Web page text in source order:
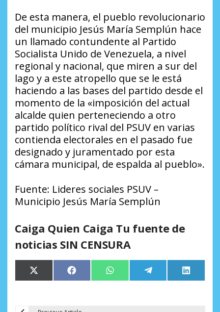
De esta manera, el pueblo revolucionario
del municipio Jesús María Semplún hace
un llamado contundente al Partido
Socialista Unido de Venezuela, a nivel
regional y nacional, que miren a sur del
lago y a este atropello que se le está
haciendo a las bases del partido desde el
momento de la «imposición del actual
alcalde quien perteneciendo a otro
partido político rival del PSUV en varias
contienda electorales en el pasado fue
designado y juramentado por esta
cámara municipal, de espalda al pueblo».
Fuente: Lideres sociales PSUV –
Municipio Jesús María Semplún
Caiga Quien Caiga Tu fuente de
noticias SIN CENSURA
Compartir
en
X
(Twitter)
Compartir
en
Facebook Compartir
en
WhatsApp Compartir
en
Telegram
en
LinkedIn